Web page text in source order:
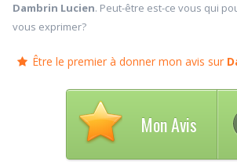
Dambrin Lucien. Peut-être est-ce vous qui
vous exprimer?
Être le premier à donner mon avis sur
Mon Avis